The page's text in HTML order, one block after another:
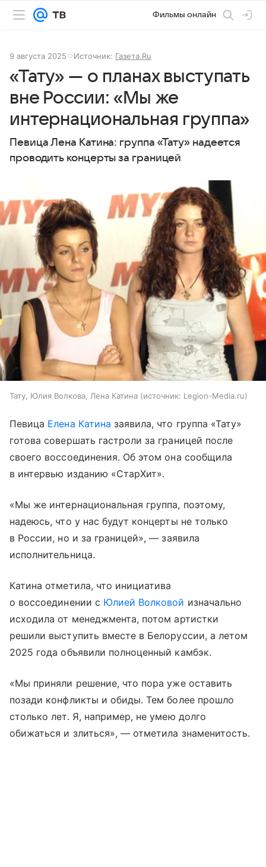
Фильмы онлайн
9 августа 2025 Источник: Газета.Ru
«Тату» — о планах выступать
вне России: «Мы же
интернациональная группа»
Певица Лена Катина: группа «Тату» надеется
проводить концерты за границей
Тату, Юлия Волкова, Лена Катина источник: Legion-Media.ru
Певица Елена Катина заявила, что группа «Тату»
готова совершать гастроли за границей после
своего воссоединения. Об этом она сообщила
в интервью изданию «СтарХит».
«Мы же интернациональная группа, поэтому,
надеюсь, что у нас будут концерты не только
в России, но и за границей», — заявила
исполнительница.
Катина отметила, что инициатива
о воссоединении с Юлией Волковой изначально
исходила от менеджмента, потом артистки
решили выступить вместе в Белоруссии, а летом
2025 года объявили полноценный камбэк.
«Мы приняли решение, что пора уже оставить
позади конфликты и обиды. Тем более прошло
столько лет. Я, например, не умею долго
обижаться и злиться», — отметила знаменитость.